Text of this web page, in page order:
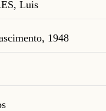
Luis
1948